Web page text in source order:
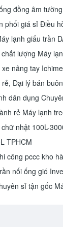
đồng âm
phối giá sỉ Điều
lạnh giấu trần
lượng Máy
nâng tay
Đại lý bán
dân dụng
rẻ Máy lạnh
nhật 100L-
TPHCM
công pccc kho
nối ống gió
sỉ tận gốc